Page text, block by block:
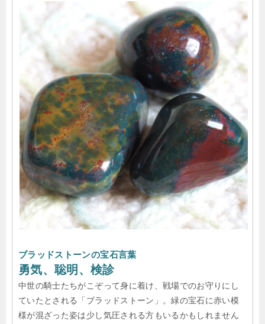
ブラッドストーンの宝石言葉
勇気、聡明、検診
中世の騎士たちがこぞって身に着け、戦場でのお守りにし
ていたとされる「ブラッドストーン」。緑の宝石に赤い模
様が混ざった姿は少し気圧される方もいるかもしれません